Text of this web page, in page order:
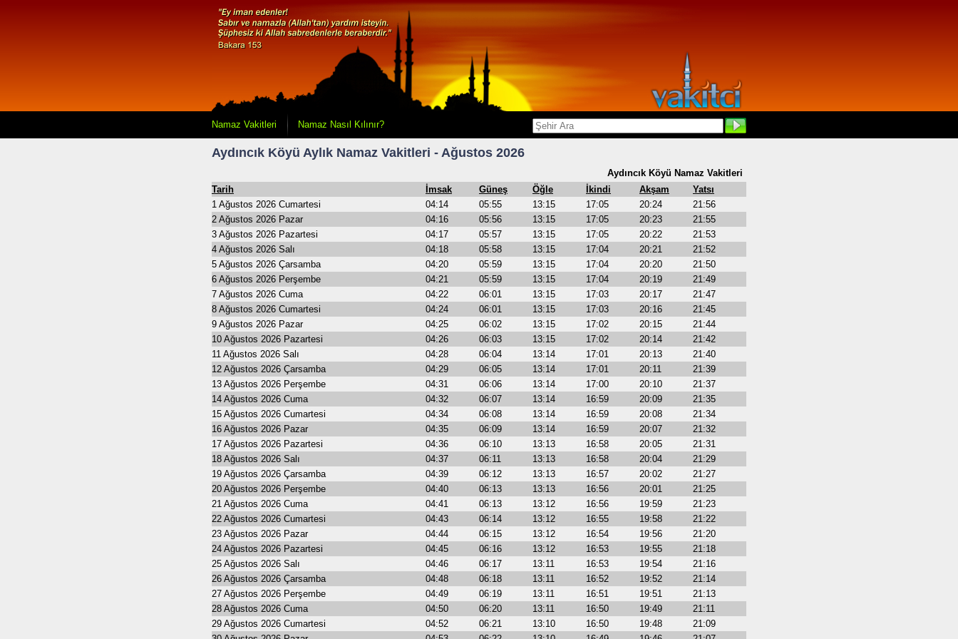
Namaz Vakitleri Namaz Nasıl Kılınır?
Aydıncık Köyü Aylık Namaz Vakitleri - Ağustos 2026
Aydıncık Köyü Namaz Vakitleri
Tarih
İmsak Güneş Öğle İkindi Akşam
Yatsı
1 Ağustos 2026 Cumartesi
04:14 05:55 13:15 17:05 20:24
21:56
2 Ağustos 2026 Pazar
04:16 05:56 13:15 17:05 20:23
21:55
3 Ağustos 2026 Pazartesi
04:17 05:57 13:15 17:05 20:22
21:53
4 Ağustos 2026 Salı
04:18 05:58 13:15 17:04 20:21
21:52
5 Ağustos 2026 Çarsamba
04:20 05:59 13:15 17:04 20:20
21:50
6 Ağustos 2026 Perşembe
04:21 05:59 13:15 17:04 20:19
21:49
7 Ağustos 2026 Cuma
04:22 06:01 13:15 17:03 20:17
21:47
8 Ağustos 2026 Cumartesi
04:24 06:01 13:15 17:03 20:16
21:45
9 Ağustos 2026 Pazar
04:25 06:02 13:15 17:02 20:15
21:44
10 Ağustos 2026 Pazartesi
04:26 06:03 13:15 17:02 20:14
21:42
11 Ağustos 2026 Salı
04:28 06:04 13:14 17:01 20:13
21:40
12 Ağustos 2026 Çarsamba
04:29 06:05 13:14 17:01 20:11
21:39
13 Ağustos 2026 Perşembe
04:31 06:06 13:14 17:00 20:10
21:37
14 Ağustos 2026 Cuma
04:32 06:07 13:14 16:59 20:09
21:35
15 Ağustos 2026 Cumartesi
04:34 06:08 13:14 16:59 20:08
21:34
16 Ağustos 2026 Pazar
04:35 06:09 13:14 16:59 20:07
21:32
17 Ağustos 2026 Pazartesi
04:36 06:10 13:13 16:58 20:05
21:31
18 Ağustos 2026 Salı
04:37 06:11 13:13 16:58 20:04
21:29
19 Ağustos 2026 Çarsamba
04:39 06:12 13:13 16:57 20:02
21:27
20 Ağustos 2026 Perşembe
04:40 06:13 13:13 16:56 20:01
21:25
21 Ağustos 2026 Cuma
04:41 06:13 13:12 16:56 19:59
21:23
22 Ağustos 2026 Cumartesi
04:43 06:14 13:12 16:55 19:58
21:22
23 Ağustos 2026 Pazar
04:44 06:15 13:12 16:54 19:56
21:20
24 Ağustos 2026 Pazartesi
04:45 06:16 13:12 16:53 19:55
21:18
25 Ağustos 2026 Salı
04:46 06:17 13:11 16:53 19:54
21:16
26 Ağustos 2026 Çarsamba
04:48 06:18 13:11 16:52 19:52
21:14
27 Ağustos 2026 Perşembe
04:49 06:19 13:11 16:51 19:51
21:13
28 Ağustos 2026 Cuma
04:50 06:20 13:11 16:50 19:49
21:11
29 Ağustos 2026 Cumartesi
04:52 06:21 13:10 16:50 19:48
21:09